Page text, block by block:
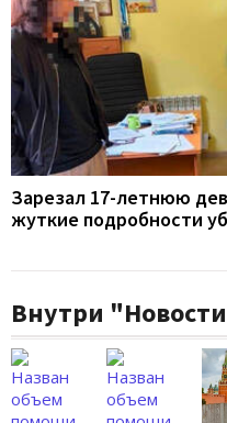
Зарезал 17-летнюю
жуткие подробности
Внутри